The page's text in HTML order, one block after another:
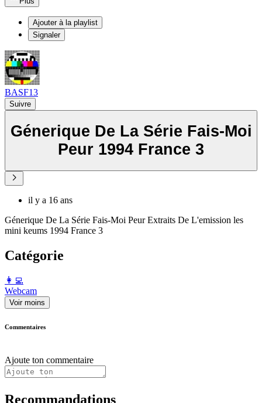
Ajouter à la playlist
Signaler
BASF13
Suivre
Génerique De La Série Fais-Moi
Peur 1994 France 3
il y a 16 ans
Génerique De La Série Fais-Moi Peur Extraits De L'emission les
mini keums 1994 France 3
Catégorie
️👩‍💻️
Webcam
Voir moins
Commentaires
Ajoute ton commentaire
Recommandations